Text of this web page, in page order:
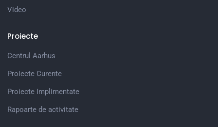
Video
Proiecte
Centrul Aarhus
Proiecte Curente
Proiecte Implimentate
Rapoarte de activitate